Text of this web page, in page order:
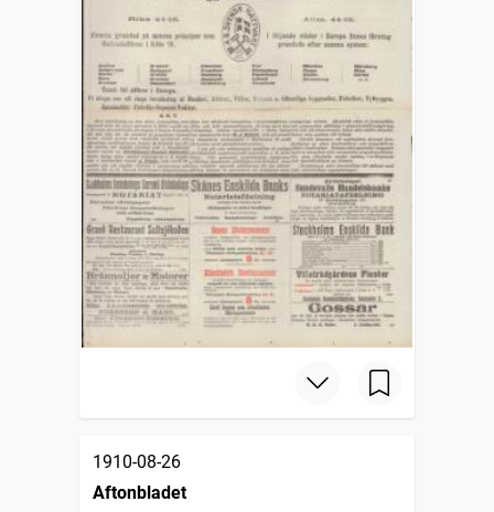
1910-08-26
Aftonbladet